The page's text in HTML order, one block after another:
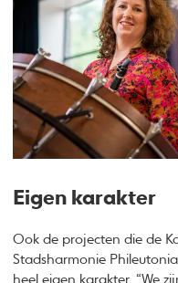
Eigen karakter
Ook de projecten die de
Stadsharmonie
heel eigen karakter. “We